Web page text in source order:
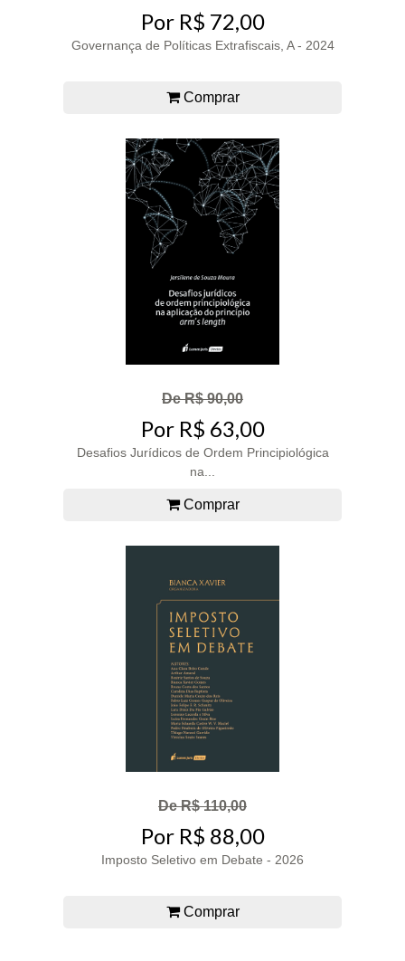
Por R$ 72,00
Governança de Políticas Extrafiscais, A - 2024
Comprar
De R$ 90,00
Por R$ 63,00
Desafios Jurídicos de Ordem Principiológica
na...
Comprar
De R$ 110,00
Por R$ 88,00
Imposto Seletivo em Debate - 2026
Comprar